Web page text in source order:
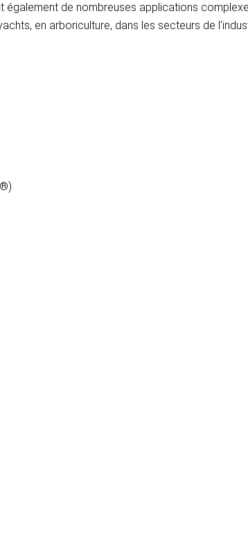
de nombreuses applications
en arboriculture, dans les secteurs de